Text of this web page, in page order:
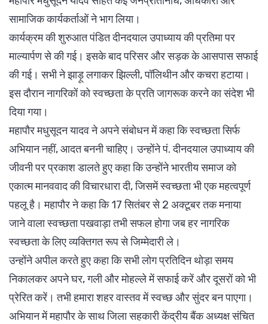
सामाजिक कार्यकर्ताओं ने भाग लिया।
कार्यक्रम की शुरुआत पंडित दीनदयाल उपाध्याय की प्रतिमा पर
माल्यार्पण से की गई। इसके बाद परिसर और सड़क के आसपास सफाई
की गई। सभी ने झाड़ू लगाकर झिल्ली, पॉलिथीन और कचरा हटाया।
इस दौरान नागरिकों को स्वच्छता के प्रति जागरूक करने का संदेश भी
दिया गया।
महापौर मधुसूदन यादव ने अपने संबोधन में कहा कि स्वच्छता सिर्फ
अभियान नहीं, आदत बननी चाहिए। उन्होंने पं. दीनदयाल उपाध्याय की
जीवनी पर प्रकाश डालते हुए कहा कि उन्होंने भारतीय समाज को
एकात्म मानववाद की विचारधारा दी, जिसमें स्वच्छता भी एक महत्वपूर्ण
पहलू है। महापौर ने कहा कि 17 सितंबर से 2 अक्टूबर तक मनाया
जाने वाला स्वच्छता पखवाड़ा तभी सफल होगा जब हर नागरिक
स्वच्छता के लिए व्यक्तिगत रूप से जिम्मेदारी ले।
उन्होंने अपील करते हुए कहा कि सभी लोग प्रतिदिन थोड़ा समय
निकालकर अपने घर, गली और मोहल्ले में सफाई करें और दूसरों को भी
प्रेरित करें। तभी हमारा शहर वास्तव में स्वच्छ और सुंदर बन पाएगा।
अभियान में महापौर के साथ जिला सहकारी केंद्रीय बैंक अध्यक्ष संचित